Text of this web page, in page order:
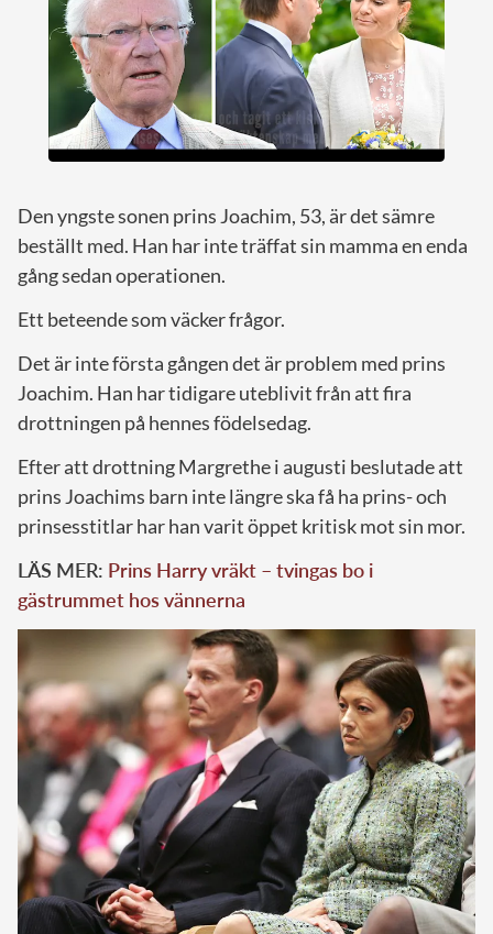
Den yngste sonen prins Joachim, 53, är det sämre
beställt med. Han har inte träffat sin mamma en enda
gång sedan operationen.
Ett beteende som väcker frågor.
Det är inte första gången det är problem med prins
Joachim. Han har tidigare uteblivit från att fira
drottningen på hennes födelsedag.
Efter att drottning Margrethe i augusti beslutade att
prins Joachims barn inte längre ska få ha prins- och
prinsesstitlar har han varit öppet kritisk mot sin mor.
LÄS MER: Prins Harry vräkt – tvingas bo i
gästrummet hos vännerna